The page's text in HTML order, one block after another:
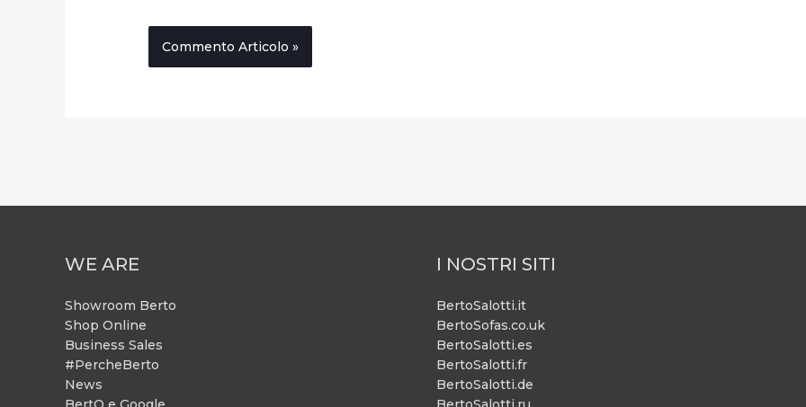
WE ARE
Showroom Berto
Shop Online
Business Sales
#PercheBerto
News
I NOSTRI SITI
BertoSalotti.it
BertoSofas.co.uk
BertoSalotti.es
BertoSalotti.fr
BertoSalotti.de